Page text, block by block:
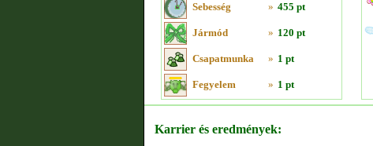
Sebesség » 455 pt
Jármód » 120 pt
Csapatmunka » 1 pt
Fegyelem » 1 pt
Karrier és eredmények: